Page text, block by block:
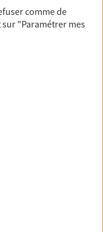
proches en cas
pour les
de travail,
comme de
sur "Paramétrer mes